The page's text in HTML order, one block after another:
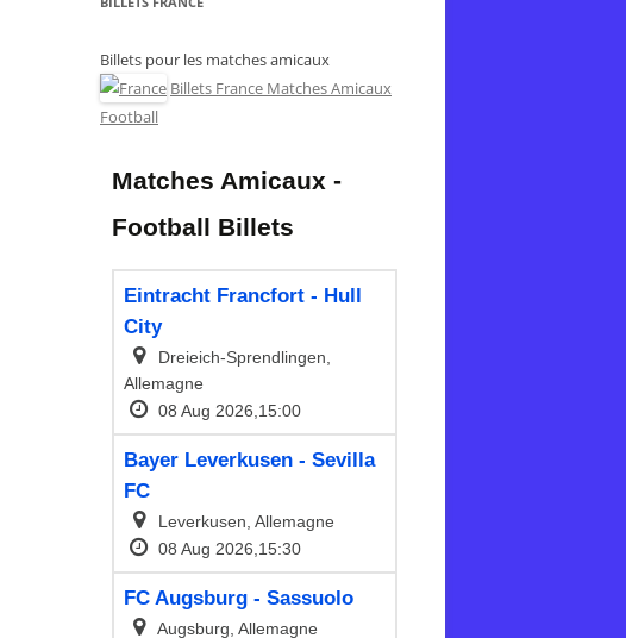
Billets pour les matches amicaux
Billets France Matches Amicaux
Football